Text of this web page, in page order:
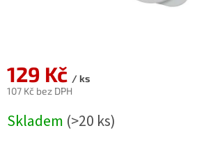
129 Kč / ks
107 Kč bez DPH
cena:
Skladem (>20 ks)